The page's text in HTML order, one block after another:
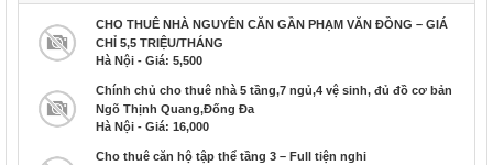
CHO THUÊ NHÀ NGUYÊN CĂN GẦN PHẠM VĂN ĐỒNG – GIÁ
CHỈ 5,5 TRIỆU/THÁNG
Hà Nội - Giá: 5,500
Chính chủ cho thuê nhà 5 tầng,7 ngủ,4 vệ sinh, đủ đồ cơ bản
Ngõ Thịnh Quang,Đống Đa
Hà Nội - Giá: 16,000
Cho thuê căn hộ tập thể tầng 3 – Full tiện nghi